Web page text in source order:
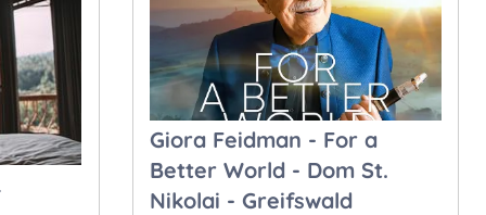
Giora Feidman - For a
Better World - Dom St.
Nikolai - Greifswald